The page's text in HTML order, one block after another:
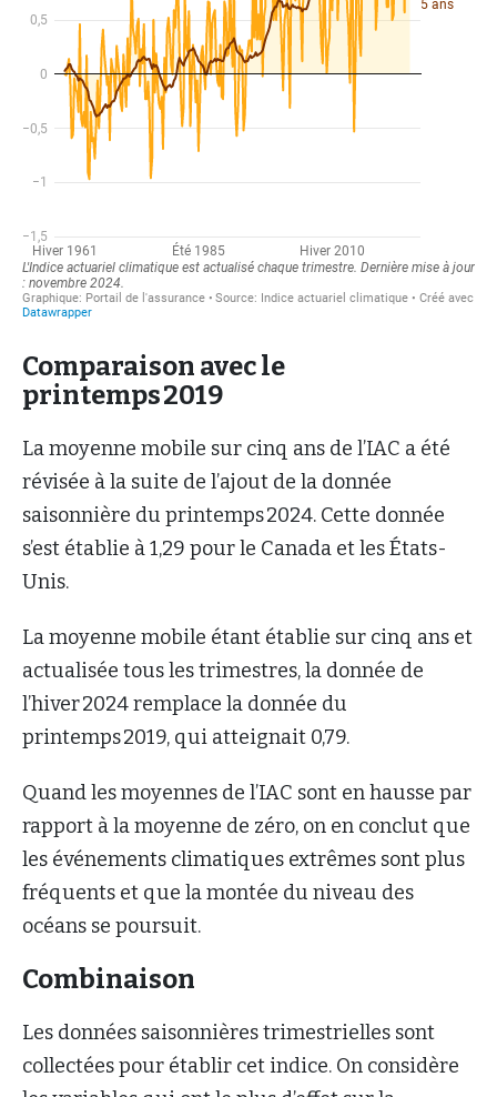
Comparaison avec le
printemps 2019
La moyenne mobile sur cinq ans de l’IAC a été
révisée à la suite de l’ajout de la donnée
saisonnière du printemps 2024. Cette donnée
s’est établie à 1,29 pour le Canada et les États-
Unis.
La moyenne mobile étant établie sur cinq ans et
actualisée tous les trimestres, la donnée de
l’hiver 2024 remplace la donnée du
printemps 2019, qui atteignait 0,79.
Quand les moyennes de l’IAC sont en hausse par
rapport à la moyenne de zéro, on en conclut que
les événements climatiques extrêmes sont plus
fréquents et que la montée du niveau des
océans se poursuit.
Combinaison
Les données saisonnières trimestrielles sont
collectées pour établir cet indice. On considère